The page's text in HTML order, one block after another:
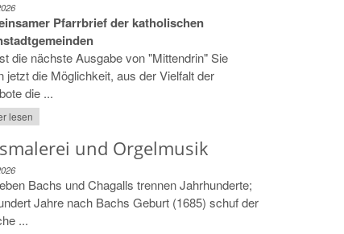
Pfarrbrief der katholischen
die nächste Ausgabe von "Mittendrin" Sie
jetzt die Möglichkeit, aus der Vielfalt der
die ...
lesen
und Orgelmusik
Bachs und Chagalls trennen Jahrhunderte;
Jahre nach Bachs Geburt (1685) schuf der
...